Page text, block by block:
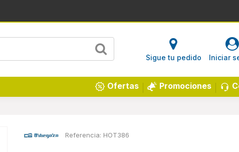
Sigue tu pedido Iniciar
Promociones
Ofertas
Referencia: HOT386